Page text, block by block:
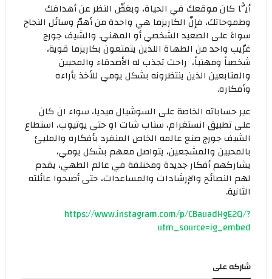
أيًّا كان موقعك في الحياة، وبغضّ النظر عن أهدافك
وطموحاتك، فإنّ الكاريزما هي واحدة من أهمّ وسائل النجاح
سواءً على الصعيد الشخصي أو المهني. والشيف جورج
غرّيب واحد من الطهاة اللذين يتمتعون بكاريزما قوية،
شخصياً ومهنياً، راحت تجذب له الأصدقاء والمحبين
والمتابعين الذين ينتظرونه بشكل يومي للأخذ بأراءه
وأفكاره.
عبر حساباته الخاصة على السوشيال ميديا، سواء ان كان
على تطبيق انستغرام، سناب شات او حتى يوتيوب، استطاع
الشيف جورج صنع عالمه الخاص المنفرد بأفكاره والمليئ
بالمحبين والمشجعين، يتواصل معهم بشكل يومي،
يشاركهم أفكار جديدة ومختلفة في عالم الطهي، يقدم
لهم النصائح والإرشادات والمساعدات، حتى أصبحوا عائلته
الثانية.
https://www.instagram.com/p/CBauadHgE2Q/?
utm_source=ig_embed
شاركه على